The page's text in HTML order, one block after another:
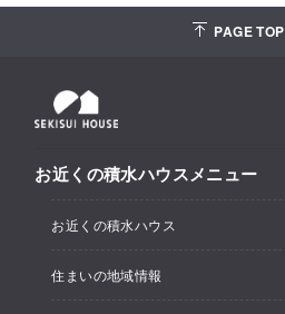
PAGE TOP
お近くの積水ハウスメニュー
お近くの積水ハウス
お近くの積水ハウストップ
住まいの地域情報